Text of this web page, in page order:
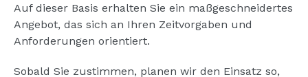
Auf dieser Basis erhalten Sie ein maßgeschneidertes
Angebot, das sich an Ihren Zeitvorgaben und
Anforderungen orientiert.
Sobald Sie zustimmen, planen wir den Einsatz so,